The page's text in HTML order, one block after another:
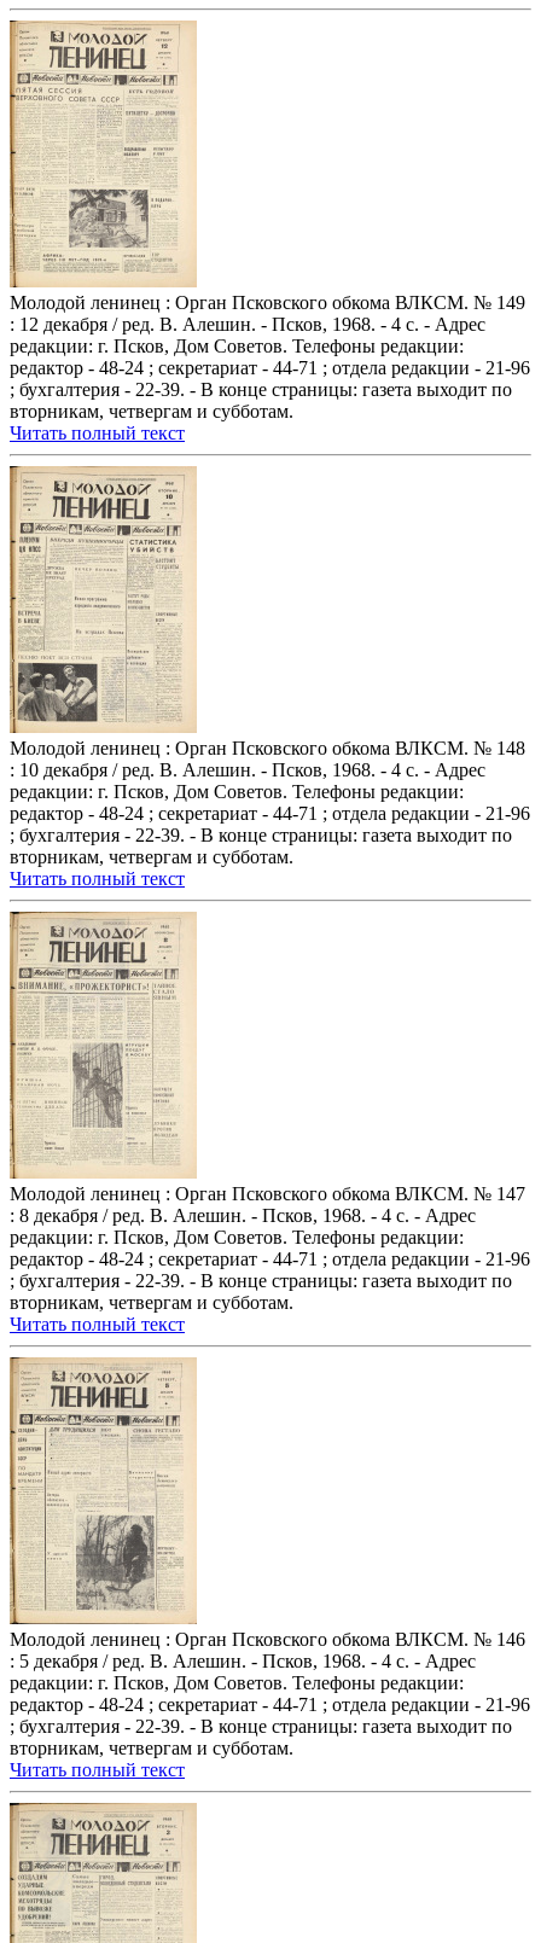
Молодой ленинец : Орган Псковского обкома ВЛКСМ. № 149
: 12 декабря / ред. В. Алешин. - Псков, 1968. - 4 с. - Адрес
редакции: г. Псков, Дом Советов. Телефоны редакции:
редактор - 48-24 ; секретариат - 44-71 ; отдела редакции - 21-96
; бухгалтерия - 22-39. - В конце страницы: газета выходит по
вторникам, четвергам и субботам.
Читать полный текст
Молодой ленинец : Орган Псковского обкома ВЛКСМ. № 148
: 10 декабря / ред. В. Алешин. - Псков, 1968. - 4 с. - Адрес
редакции: г. Псков, Дом Советов. Телефоны редакции:
редактор - 48-24 ; секретариат - 44-71 ; отдела редакции - 21-96
; бухгалтерия - 22-39. - В конце страницы: газета выходит по
вторникам, четвергам и субботам.
Читать полный текст
Молодой ленинец : Орган Псковского обкома ВЛКСМ. № 147
: 8 декабря / ред. В. Алешин. - Псков, 1968. - 4 с. - Адрес
редакции: г. Псков, Дом Советов. Телефоны редакции:
редактор - 48-24 ; секретариат - 44-71 ; отдела редакции - 21-96
; бухгалтерия - 22-39. - В конце страницы: газета выходит по
вторникам, четвергам и субботам.
Читать полный текст
Молодой ленинец : Орган Псковского обкома ВЛКСМ. № 146
: 5 декабря / ред. В. Алешин. - Псков, 1968. - 4 с. - Адрес
редакции: г. Псков, Дом Советов. Телефоны редакции:
редактор - 48-24 ; секретариат - 44-71 ; отдела редакции - 21-96
; бухгалтерия - 22-39. - В конце страницы: газета выходит по
вторникам, четвергам и субботам.
Читать полный текст